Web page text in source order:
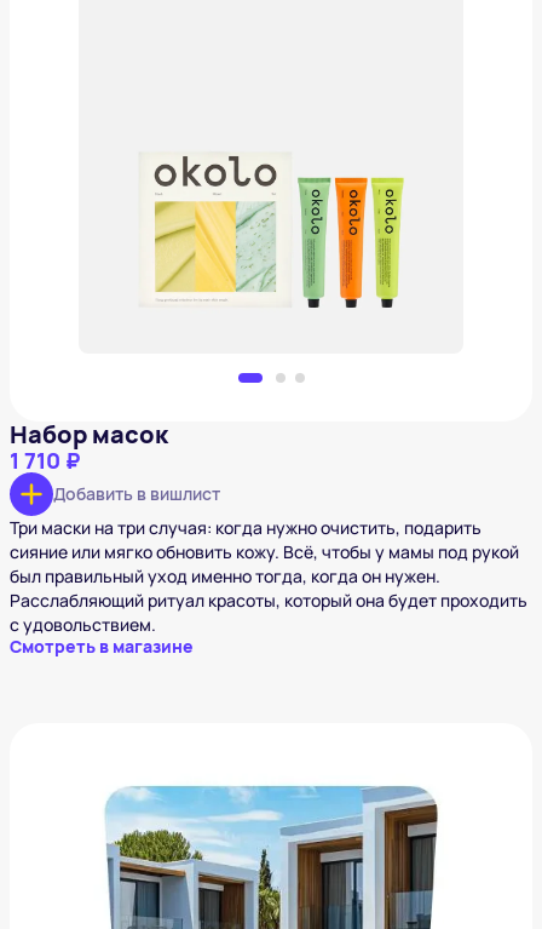
Набор масок
1 710 ₽
Добавить в вишлист
Набор масок
1 710 ₽
Добавить в вишлист
Три маски на три случая: когда нужно очистить, подарить
сияние или мягко обновить кожу. Всё, чтобы у мамы под рукой
был правильный уход именно тогда, когда он нужен.
Расслабляющий ритуал красоты, который она будет проходить
с удовольствием.
Смотреть в магазине